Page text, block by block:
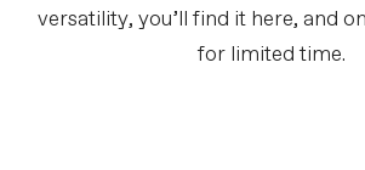
versatility, you’ll find it here, and
for limited time.